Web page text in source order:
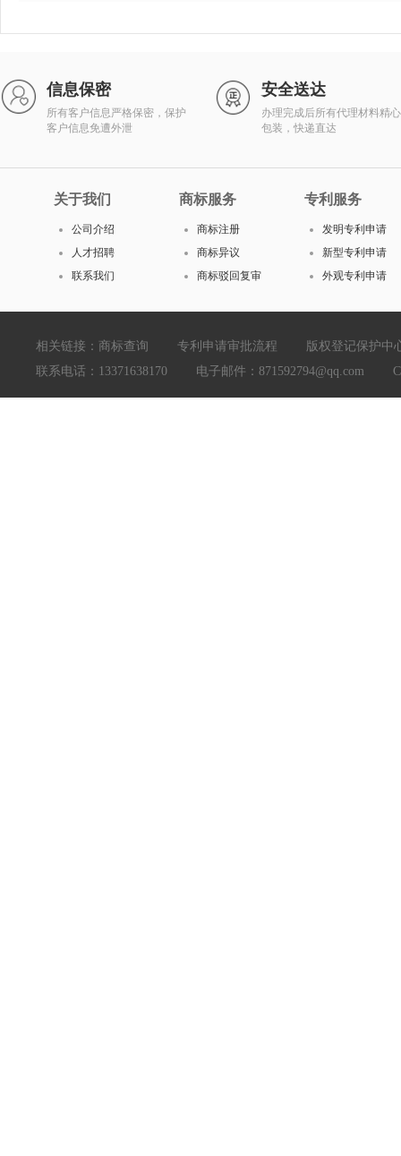
信息保密
所有客户信息严格保密，保护
客户信息免遭外泄
安全送达
办理完成后所有代理材料精心
包装，快递直达
关于我们
公司介绍
人才招聘
联系我们
商标服务
商标注册
商标异议
商标驳回复审
专利服务
发明专利申请
新型专利申请
外观专利申请
相关链接： 商标查询 专利申请审批流程
版权登记保护中
联系电话：13371638170 电子邮件：871592794@qq.com